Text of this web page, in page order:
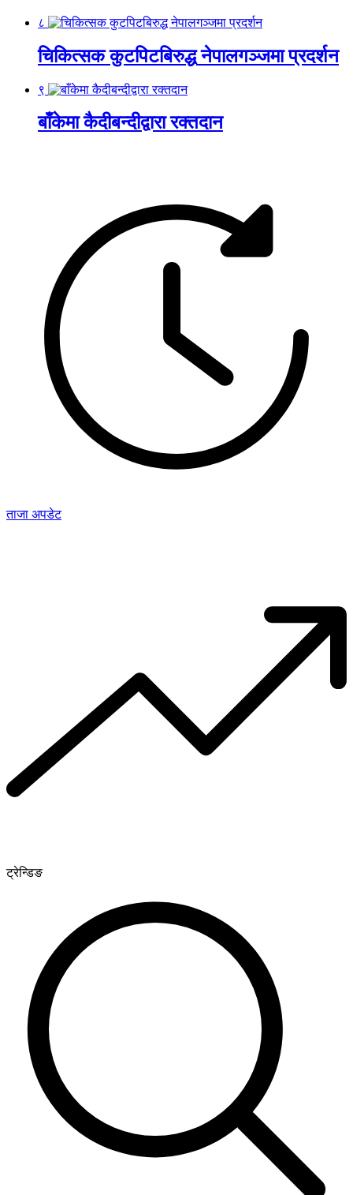
८
चिकित्सक कुटपिटबिरुद्ध नेपालगञ्जमा प्रदर्शन
९
बाँकेमा कैदीबन्दीद्वारा रक्तदान
ताजा अपडेट
ट्रेन्डिङ